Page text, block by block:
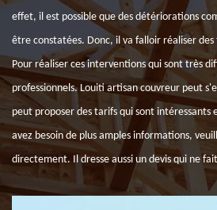
effet, il est possible que des détériorations
être constatées. Donc, il va falloir réaliser
Pour réaliser ces interventions qui sont très
professionnels. Louiti artisan couvreur peut
peut proposer des tarifs qui sont intéressants
avez besoin de plus amples informations,
directement. Il dresse aussi un devis qui ne